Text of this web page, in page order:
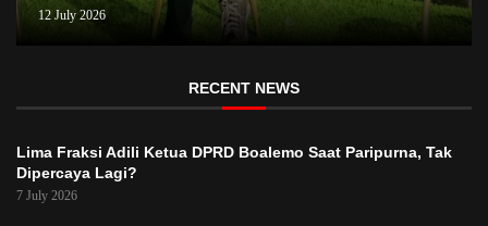
12 July 2026
RECENT NEWS
Lima Fraksi Adili Ketua DPRD Boalemo Saat Paripurna, Tak
Dipercaya Lagi?
7 July 2026